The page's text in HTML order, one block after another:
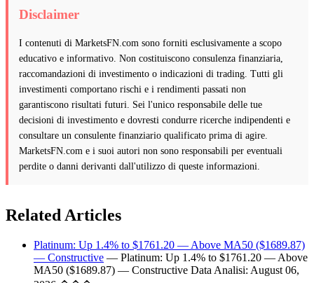
Disclaimer
I contenuti di MarketsFN.com sono forniti esclusivamente a scopo
educativo e informativo. Non costituiscono consulenza finanziaria,
raccomandazioni di investimento o indicazioni di trading. Tutti gli
investimenti comportano rischi e i rendimenti passati non
garantiscono risultati futuri. Sei l'unico responsabile delle tue
decisioni di investimento e dovresti condurre ricerche indipendenti e
consultare un consulente finanziario qualificato prima di agire.
MarketsFN.com e i suoi autori non sono responsabili per eventuali
perdite o danni derivanti dall'utilizzo di queste informazioni.
Related Articles
Platinum: Up 1.4% to $1761.20 — Above MA50 ($1689.87)
— Constructive — Platinum: Up 1.4% to $1761.20 — Above
MA50 ($1689.87) — Constructive Data Analisi: August 06,